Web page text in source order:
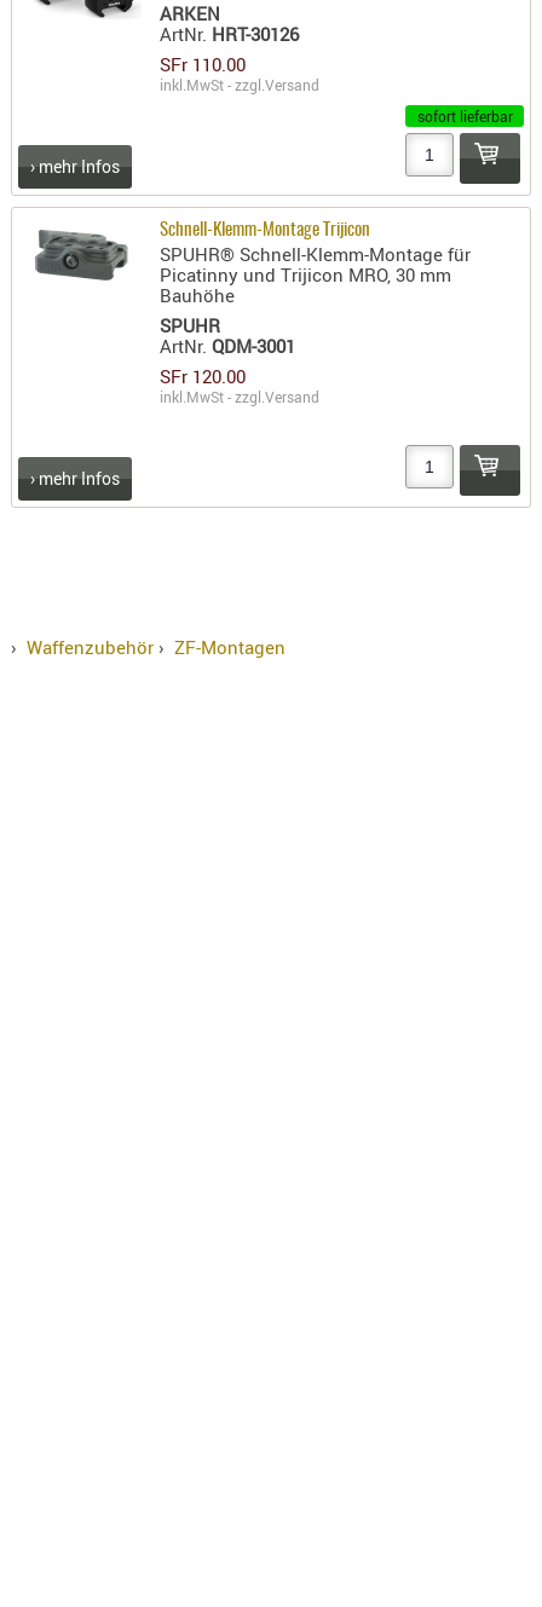
ARKEN
ArtNr. HRT-30126
SFr 110.00
inkl.MwSt - zzgl.Versand
sofort lieferbar
› mehr Infos
Schnell-Klemm-Montage Trijicon
SPUHR® Schnell-Klemm-Montage für
Picatinny und Trijicon MRO, 30 mm
Bauhöhe
SPUHR
ArtNr.QDM-3001
SFr 120.00
inkl.MwSt - zzgl.Versand
› mehr Infos
› Waffenzubehör› ZF-Montagen